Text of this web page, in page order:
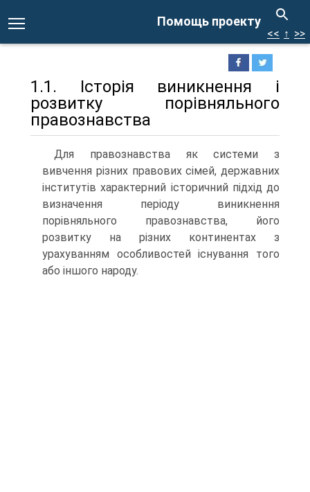
Помощь проекту
<< ↑ >>
1.1. Історія виникнення і
розвитку порівняльного
правознавства
Для правознавства як системи з
вивчення різних правових сімей, державних
інститутів характерний історичний підхід до
визначення періоду виникнення
порівняльного правознавства, його
розвитку на різних континентах з
урахуванням особливостей існування того
або іншого народу.